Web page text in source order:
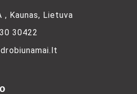
, Kaunas, Lietuva
30422